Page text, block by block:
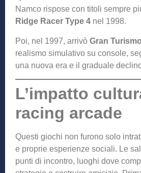
Namco rispose con titoli sempre
Ridge Racer Type 4 nel 1998.
Poi, nel 1997, arrivò Gran Turismo
realismo simulativo su console,
una nuova era e il graduale
L’impatto
racing arcade
Questi giochi non furono solo
e proprie esperienze sociali. Le
punti di incontro, luoghi dove